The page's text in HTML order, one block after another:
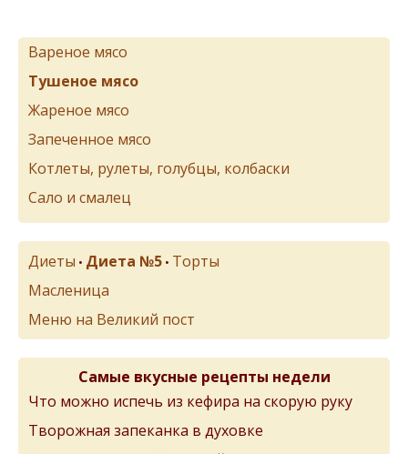
Вареное мясо
Тушеное мясо
Жареное мясо
Запеченное мясо
Котлеты, рулеты, голубцы, колбаски
Сало и смалец
Диеты • Диета №5 • Торты
Масленица
Меню на Великий пост
Самые вкусные рецепты недели
Что можно испечь из кефира на скорую руку
Творожная запеканка в духовке